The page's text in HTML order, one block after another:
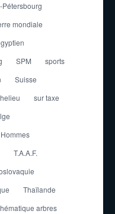
Pétersbourg
mondiale
SPM
sports
Suisse
sur taxe
T.A.A.F.
Thaïlande
arbres